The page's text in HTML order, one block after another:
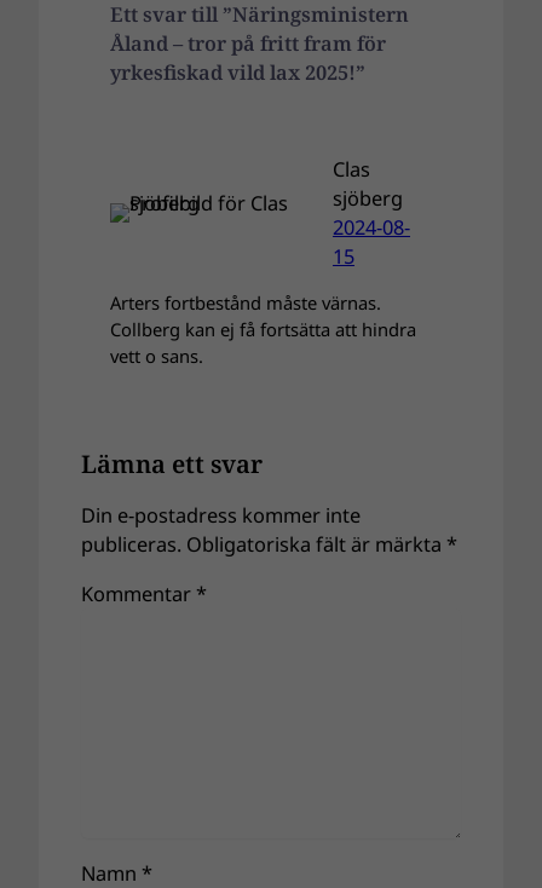
Ett svar till ”Näringsministern
Åland – tror på fritt fram för
yrkesfiskad vild lax 2025!”
Clas
sjöberg
2024-08-
15
Arters fortbestånd måste värnas.
Collberg kan ej få fortsätta att hindra
vett o sans.
Lämna ett svar
Din e-postadress kommer inte
publiceras. Obligatoriska fält är märkta *
Kommentar *
Namn *